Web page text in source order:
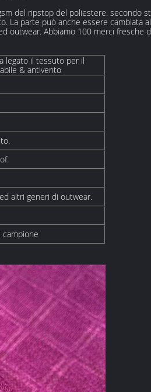
del ripstop del poliestere. secondo
La parte può anche essere cambiata
outwear. Abbiamo 100 merci fresche
legato il tessuto per il
& antivento
altri generi di outwear.